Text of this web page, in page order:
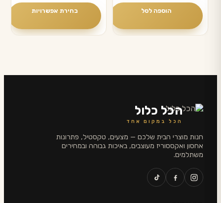
הוספה לסל בחירת אפשרויות
ניתן
לבחור
את
הכל כלול
הכל במקום אחד
חנות מוצרי הבית שלכם — מצעים, טקסטיל, פתרונות
אחסון ואקססוריז מעוצבים, באיכות גבוהה ובמחירים
משתלמים.